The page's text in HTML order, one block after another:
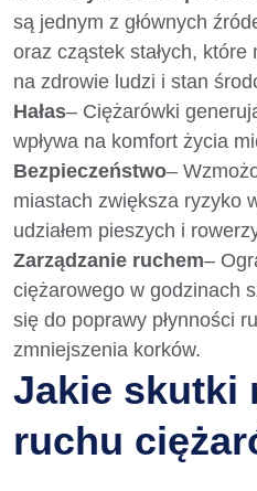
są jednym z głównych
oraz cząstek stałych, które
na zdrowie ludzi i stan
Hałas– Ciężarówki
wpływa na komfort życia
Bezpieczeństwo–
miastach zwiększa ryzyko
udziałem pieszych i
Zarządzanie ruchem–
ciężarowego w godzinach
się do poprawy płynności
zmniejszenia korków.
Jakie skutki
ruchu